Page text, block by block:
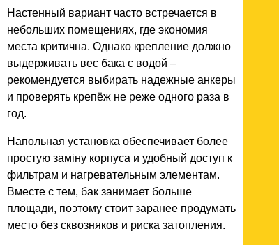
Настенный вариант часто встречается в
небольших помещениях, где экономия
места критична. Однако крепление должно
выдерживать вес бака с водой –
рекомендуется выбирать надежные анкеры
и проверять крепёж не реже одного раза в
год.
Напольная установка обеспечивает более
простую заміну корпуса и удобный доступ к
фильтрам и нагревательным элементам.
Вместе с тем, бак занимает больше
площади, поэтому стоит заранее продумать
место без сквозняков и риска затопления.